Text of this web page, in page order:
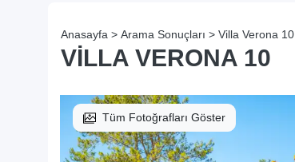
Anasayfa > Arama Sonuçları > Villa Verona 10
VILLA VERONA 10
Tüm Fotoğrafları Göster